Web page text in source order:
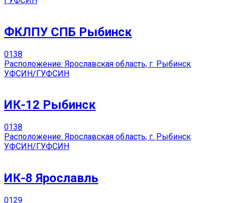
ФКЛПУ СПБ Рыбинск
0138
Расположение: Ярославская область, г. Рыбинск
УФСИН/ГУФСИН
ИК-12 Рыбинск
0138
Расположение: Ярославская область, г. Рыбинск
УФСИН/ГУФСИН
ИК-8 Ярославль
0129